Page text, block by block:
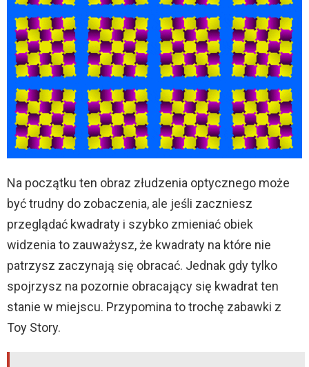
Na początku ten obraz złudzenia optycznego może
być trudny do zobaczenia, ale jeśli zaczniesz
przeglądać kwadraty i szybko zmieniać obiek
widzenia to zauważysz, że kwadraty na które nie
patrzysz zaczynają się obracać. Jednak gdy tylko
spojrzysz na pozornie obracający się kwadrat ten
stanie w miejscu. Przypomina to trochę zabawki z
Toy Story.